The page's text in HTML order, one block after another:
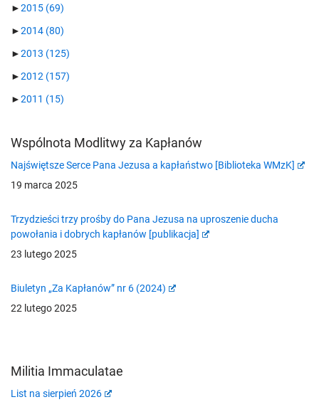
►2015 (69)
►2014 (80)
►2013 (125)
►2012 (157)
►2011 (15)
Wspólnota Modlitwy za Kapłanów
Najświętsze Serce Pana Jezusa a kapłaństwo [Biblioteka WMzK]
19 marca 2025
Trzydzieści trzy prośby do Pana Jezusa na uproszenie ducha
powołania i dobrych kapłanów [publikacja]
23 lutego 2025
Biuletyn „Za Kapłanów” nr 6 (2024)
22 lutego 2025
Militia Immaculatae
List na sierpień 2026